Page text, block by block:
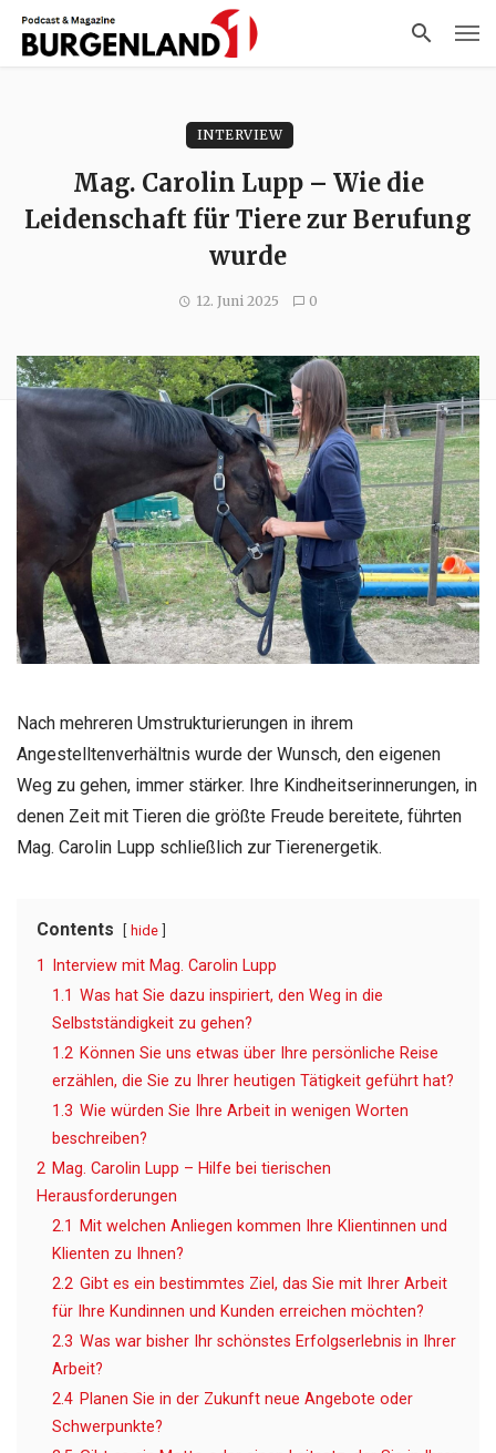
INTERVIEW
Mag. Carolin Lupp – Wie die
Leidenschaft für Tiere zur Berufung
wurde
12. Juni 2025 0
Nach mehreren Umstrukturierungen in ihrem
Angestelltenverhältnis wurde der Wunsch, den eigenen
Weg zu gehen, immer stärker. Ihre Kindheitserinnerungen, in
denen Zeit mit Tieren die größte Freude bereitete, führten
Mag. Carolin Lupp schließlich zur Tierenergetik.
Contents hide
1 Interview mit Mag. Carolin Lupp
1.1 Was hat Sie dazu inspiriert, den Weg in die
Selbstständigkeit zu gehen?
1.2 Können Sie uns etwas über Ihre persönliche Reise
erzählen, die Sie zu Ihrer heutigen Tätigkeit geführt hat?
1.3 Wie würden Sie Ihre Arbeit in wenigen Worten
beschreiben?
2 Mag. Carolin Lupp – Hilfe bei tierischen
Herausforderungen
2.1 Mit welchen Anliegen kommen Ihre Klientinnen und
Klienten zu Ihnen?
2.2 Gibt es ein bestimmtes Ziel, das Sie mit Ihrer Arbeit
für Ihre Kundinnen und Kunden erreichen möchten?
2.3 Was war bisher Ihr schönstes Erfolgserlebnis in Ihrer
Arbeit?
2.4 Planen Sie in der Zukunft neue Angebote oder
Schwerpunkte?